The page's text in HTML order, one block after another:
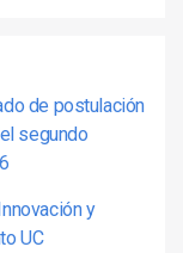
de postulación
segundo
y
UC